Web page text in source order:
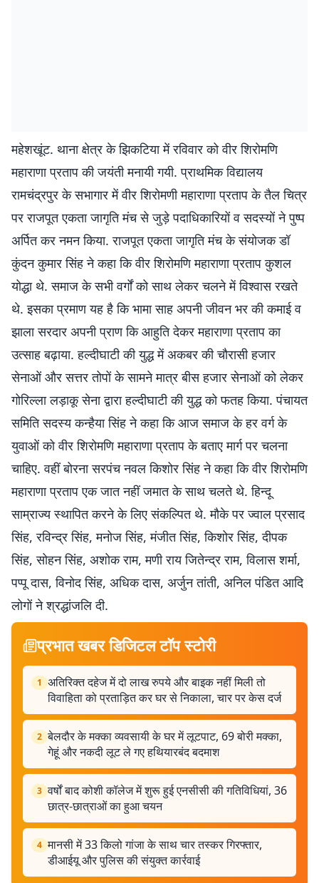
महेशखूंट. थाना क्षेत्र के झिकटिया में रविवार को वीर शिरोमणि
महाराणा प्रताप की जयंती मनायी गयी. प्राथमिक विद्यालय
रामचंद्रपुर के सभागार में वीर शिरोमणी महाराणा प्रताप के तैल चित्र
पर राजपूत एकता जागृति मंच से जुड़े पदाधिकारियों व सदस्यों ने पुष्प
अर्पित कर नमन किया. राजपूत एकता जागृति मंच के संयोजक डॉ
कुंदन कुमार सिंह ने कहा कि वीर शिरोमणि महाराणा प्रताप कुशल
योद्धा थे. समाज के सभी वर्गों को साथ लेकर चलने में विश्वास रखते
थे. इसका प्रमाण यह है कि भामा साह अपनी जीवन भर की कमाई व
झाला सरदार अपनी प्राण कि आहुति देकर महाराणा प्रताप का
उत्साह बढ़ाया. हल्दीघाटी की युद्ध में अकबर की चौरासी हजार
सेनाओं और सत्तर तोपों के सामने मात्र बीस हजार सेनाओं को लेकर
गोरिल्ला लड़ाकू सेना द्वारा हल्दीघाटी की युद्ध को फतह किया. पंचायत
समिति सदस्य कन्हैया सिंह ने कहा कि आज समाज के हर वर्ग के
युवाओं को वीर शिरोमणि महाराणा प्रताप के बताए मार्ग पर चलना
चाहिए. वहीं बोरना सरपंच नवल किशोर सिंह ने कहा कि वीर शिरोमणि
महाराणा प्रताप एक जात नहीं जमात के साथ चलते थे. हिन्दू
साम्राज्य स्थापित करने के लिए संकल्पित थे. मौके पर ज्वाल प्रसाद
सिंह, रविन्द्र सिंह, मनोज सिंह, मंजीत सिंह, किशोर सिंह, दीपक
सिंह, सोहन सिंह, अशोक राम, मणी राय जितेन्द्र राम, विलास शर्मा,
पप्पू दास, विनोद सिंह, अधिक दास, अर्जुन तांती, अनिल पंडित आदि
लोगों ने श्रद्धांजलि दी.
प्रभात खबर डिजिटल टॉप स्टोरी
1 अतिरिक्त दहेज में दो लाख रुपये और बाइक नहीं मिली तो
विवाहिता को प्रताड़ित कर घर से निकाला, चार पर केस दर्ज
2 बेलदौर के मक्का व्यवसायी के घर में लूटपाट, 69 बोरी मक्का,
गेहूं और नकदी लूट ले गए हथियारबंद बदमाश
3 वर्षों बाद कोशी कॉलेज में शुरू हुई एनसीसी की गतिविधियां, 36
छात्र-छात्राओं का हुआ चयन
4 मानसी में 33 किलो गांजा के साथ चार तस्कर गिरफ्तार,
डीआईयू और पुलिस की संयुक्त कार्रवाई